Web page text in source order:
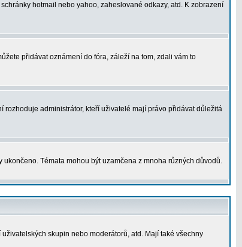
hotmail nebo yahoo, zaheslované odkazy, atd. K zobrazení
přidávat oznámení do fóra, záleží na tom, zdali vám to
administrátor, kteří uživatelé mají právo přidávat důležitá
Témata mohou být uzamčena z mnoha různých důvodů.
skupin nebo moderátorů, atd. Mají také všechny